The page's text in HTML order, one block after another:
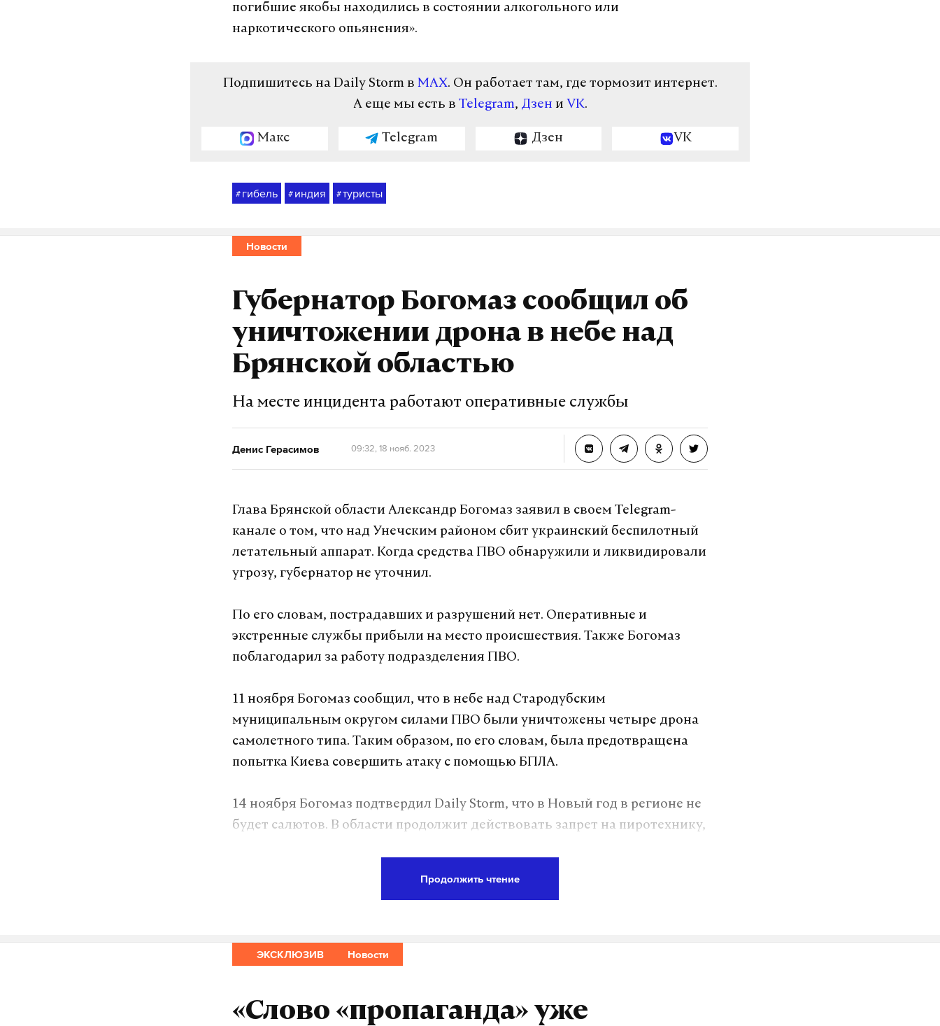
погибшие якобы находились в состоянии алкогольного или
наркотического опьянения».
Подпишитесь на Daily Storm в MAX. Он работает там, где тормозит интернет.
А еще мы есть в Telegram, Дзен и VK.
Макс Telegram Дзен VK
# гибель # индия #туристы
Новости
Губернатор Богомаз сообщил об
уничтожении дрона в небе над
Брянской областью
На месте инцидента работают оперативные службы
Денис Герасимов 09:32, 18 нояб. 2023
Глава Брянской области Александр Богомаз заявил в своем Telegram-
канале о том, что над Унечским районом сбит украинский беспилотный
летательный аппарат. Когда средства ПВО обнаружили и ликвидировали
угрозу, губернатор не уточнил.
По его словам, пострадавших и разрушений нет. Оперативные и
экстренные службы прибыли на место происшествия. Также Богомаз
поблагодарил за работу подразделения ПВО.
11 ноября Богомаз сообщил, что в небе над Стародубским
муниципальным округом силами ПВО были уничтожены четыре дрона
самолетного типа. Таким образом, по его словам, была предотвращена
попытка Киева совершить атаку с помощью БПЛА.
14 ноября Богомаз подтвердил Daily Storm, что в Новый год в регионе не
будет салютов. В области продолжит действовать запрет на пиротехнику,
Подпишитесь на Daily Storm вMAX. Он работает там, где тормозит интернет.
Макс Telegram
Продолжить чтение
ЭКСКЛЮЗИВ Новости
«Слово «пропаганда» уже